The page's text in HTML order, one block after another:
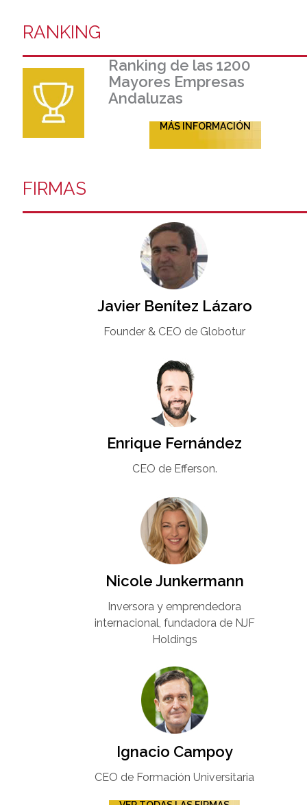
RANKING
Ranking de las 1200
Mayores Empresas
Andaluzas
MÁS INFORMACIÓN
FIRMAS
Javier Benítez Lázaro
Founder & CEO de Globotur​
Enrique Fernández
CEO de Efferson.
Nicole Junkermann​
Inversora y emprendedora
internacional, fundadora de NJF
Holdings
Ignacio Campoy​
CEO de Formación Universitaria​